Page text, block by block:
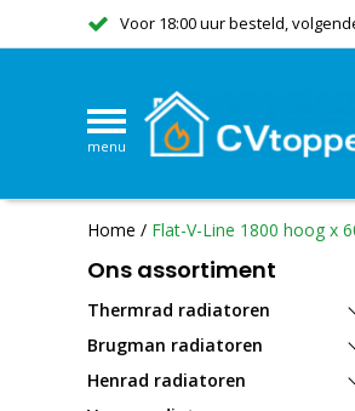
Voor 18:00 uur besteld,
menu
Home / Flat-V-Line 1800 hoog x
Ons assortiment
Thermrad radiatoren
Brugman radiatoren
Henrad radiatoren